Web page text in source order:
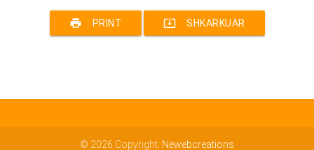
print PRINT system_update_alt SHKARKUAR
© 2026 Copyright: Newebcreations